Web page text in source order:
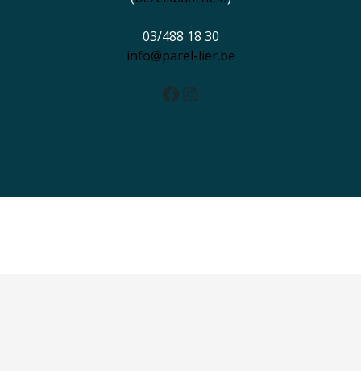
03/488 18 30
info@parel-lier.be
Facebook Instagram